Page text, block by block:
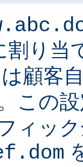
割り当
は顧客
この
ィッ